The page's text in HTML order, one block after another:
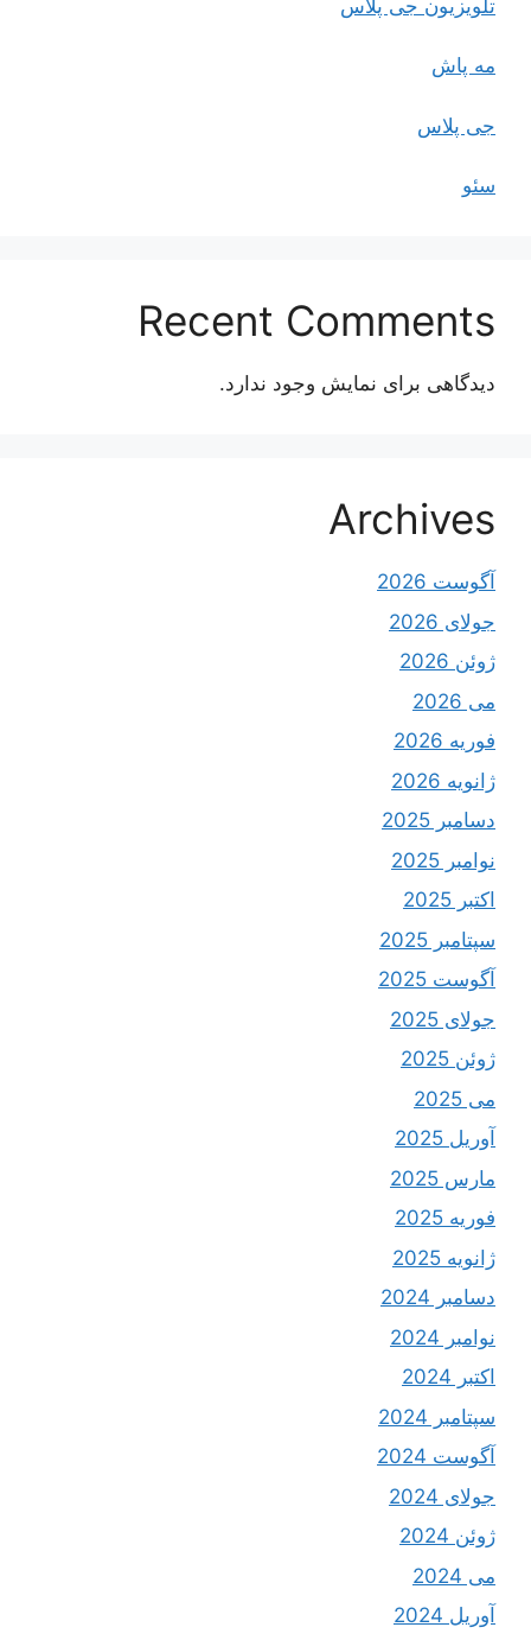
تلویزیون جی پلاس
مه پاش
جی پلاس
سئو
Recent Comments
دیدگاهی برای نمایش وجود ندارد.
Archives
آگوست 2026
جولای 2026
ژوئن 2026
می 2026
فوریه 2026
ژانویه 2026
دسامبر 2025
نوامبر 2025
اکتبر 2025
سپتامبر 2025
آگوست 2025
جولای 2025
ژوئن 2025
می 2025
آوریل 2025
مارس 2025
فوریه 2025
ژانویه 2025
دسامبر 2024
نوامبر 2024
اکتبر 2024
سپتامبر 2024
آگوست 2024
جولای 2024
ژوئن 2024
می 2024
آوریل 2024